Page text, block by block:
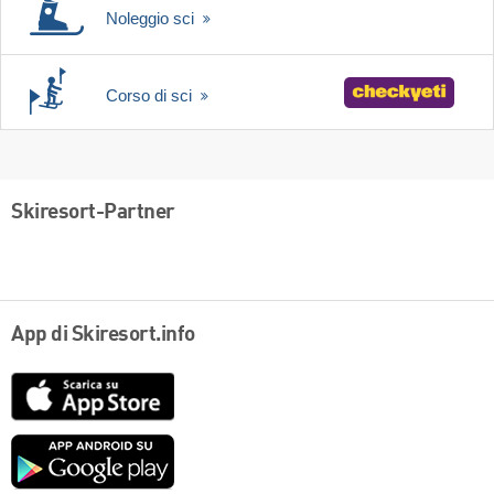
Noleggio sci
Corso di sci
Skiresort-Partner
App di Skiresort.info
Google